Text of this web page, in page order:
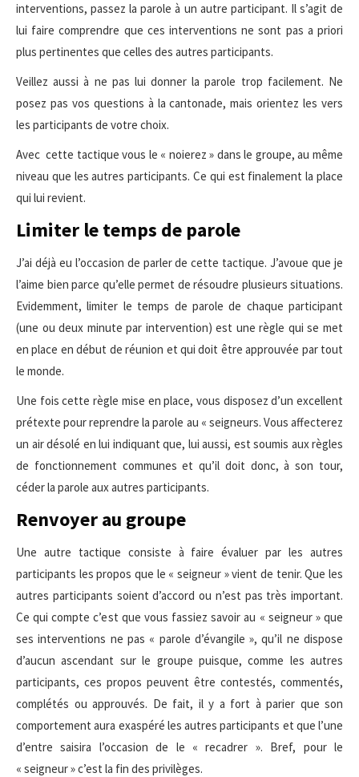
interventions, passez la parole à un autre participant. Il s’agit de
lui faire comprendre que ces interventions ne sont pas a priori
plus pertinentes que celles des autres participants.
Veillez aussi à ne pas lui donner la parole trop facilement. Ne
posez pas vos questions à la cantonade, mais orientez les vers
les participants de votre choix.
Avec cette tactique vous le « noierez » dans le groupe, au même
niveau que les autres participants. Ce qui est finalement la place
qui lui revient.
Limiter le temps de parole
J’ai déjà eu l’occasion de parler de cette tactique. J’avoue que je
l’aime bien parce qu’elle permet de résoudre plusieurs situations.
Evidemment, limiter le temps de parole de chaque participant
(une ou deux minute par intervention) est une règle qui se met
en place en début de réunion et qui doit être approuvée par tout
le monde.
Une fois cette règle mise en place, vous disposez d’un excellent
prétexte pour reprendre la parole au « seigneurs. Vous affecterez
un air désolé en lui indiquant que, lui aussi, est soumis aux règles
de fonctionnement communes et qu’il doit donc, à son tour,
céder la parole aux autres participants.
Renvoyer au groupe
Une autre tactique consiste à faire évaluer par les autres
participants les propos que le « seigneur » vient de tenir. Que les
autres participants soient d’accord ou n’est pas très important.
Ce qui compte c’est que vous fassiez savoir au « seigneur » que
ses interventions ne pas « parole d’évangile », qu’il ne dispose
d’aucun ascendant sur le groupe puisque, comme les autres
participants, ces propos peuvent être contestés, commentés,
complétés ou approuvés. De fait, il y a fort à parier que son
comportement aura exaspéré les autres participants et que l’une
d’entre saisira l’occasion de le « recadrer ». Bref, pour le
« seigneur » c’est la fin des privilèges.